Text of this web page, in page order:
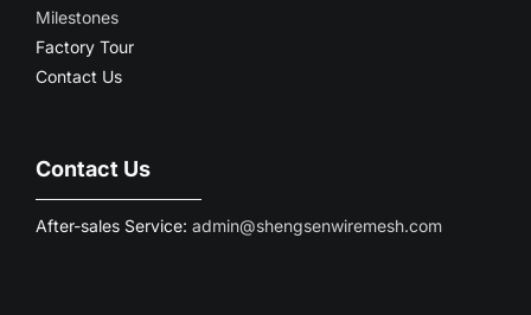
Milestones
Factory Tour
Contact Us
Contact Us
After-sales Service: admin@shengsenwiremesh.com